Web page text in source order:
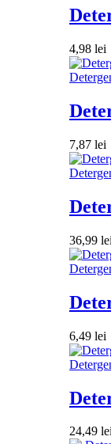
4,98 lei
7,87 lei
36,99 lei
6,49 lei
24,49